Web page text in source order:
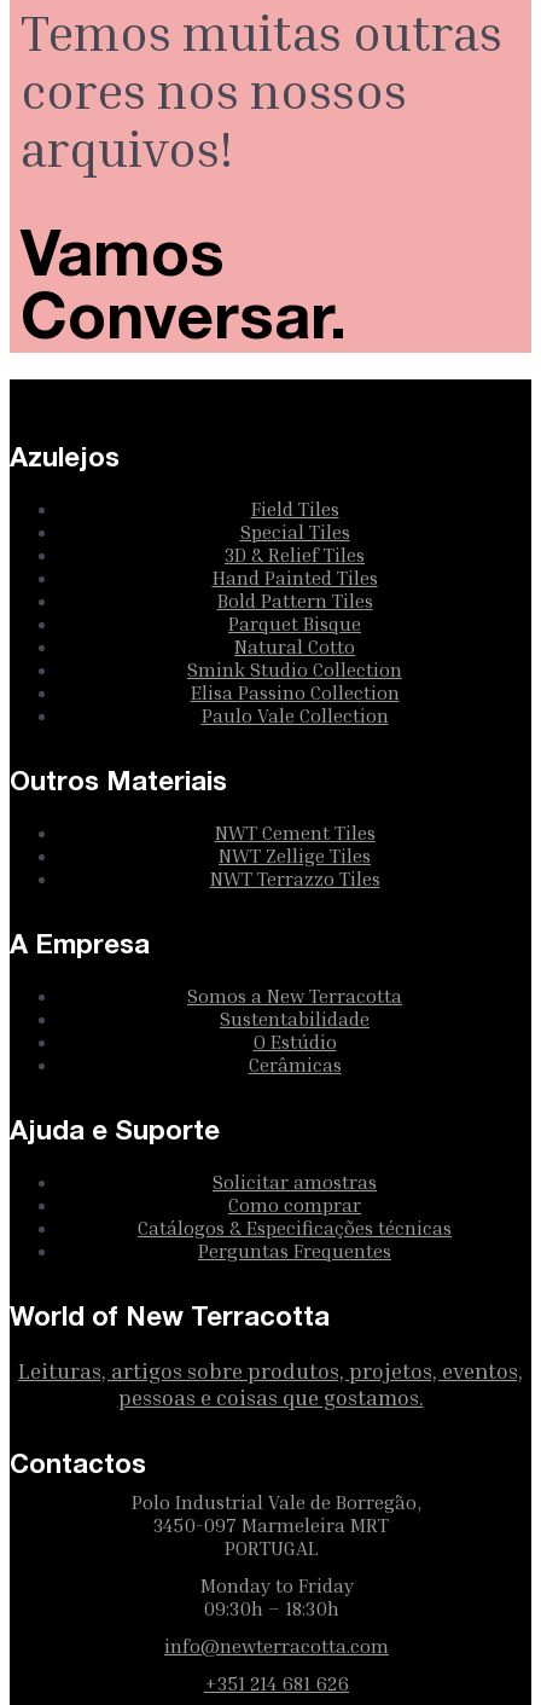
Temos muitas outras
cores nos nossos
arquivos!
Vamos
Conversar.
Azulejos
Field Tiles
Special Tiles
3D & Relief Tiles
Hand Painted Tiles
Bold Pattern Tiles
Parquet Bisque
Natural Cotto
Smink Studio Collection
Elisa Passino Collection
Paulo Vale Collection
Outros Materiais
NWT Cement Tiles
NWT Zellige Tiles
NWT Terrazzo Tiles
A Empresa
Somos a New Terracotta
Sustentabilidade
O Estúdio
Cerâmicas
Ajuda e Suporte
Solicitar amostras
Como comprar
Catálogos & Especificações técnicas
Perguntas Frequentes
World of New Terracotta
Leituras, artigos sobre produtos, projetos, eventos,
pessoas e coisas que gostamos.
Contactos
Polo Industrial Vale de Borregão,
3450-097 Marmeleira MRT
PORTUGAL
Monday to Friday
09:30h – 18:30h
info@newterracotta.com
+351 214 681 626